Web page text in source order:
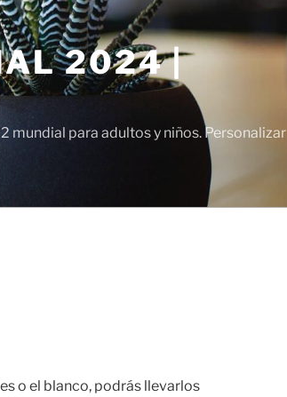
2024 |
mundial para adultos y niños. Personalizar
o el blanco, podrás llevarlos